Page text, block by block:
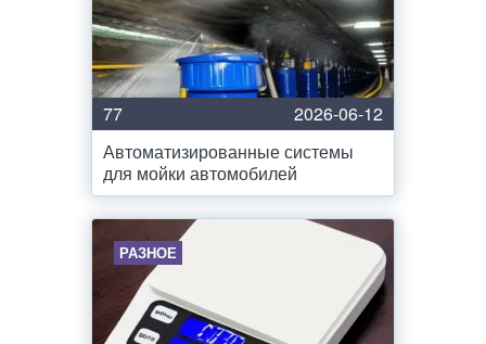
77
2026-06-12
Автоматизированные системы
для мойки автомобилей
РАЗНОЕ